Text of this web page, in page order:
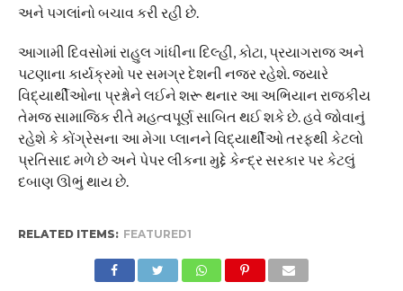
અને પગલાંનો બચાવ કરી રહી છે.
આગામી દિવસોમાં રાહુલ ગાંધીના દિલ્હી, કોટા, પ્રયાગરાજ અને
પટણાના કાર્યક્રમો પર સમગ્ર દેશની નજર રહેશે. જ્યારે
વિદ્યાર્થીઓના પ્રશ્નોને લઈને શરૂ થનાર આ અભિયાન રાજકીય
તેમજ સામાજિક રીતે મહત્વપૂર્ણ સાબિત થઈ શકે છે. હવે જોવાનું
રહેશે કે કોંગ્રેસના આ મેગા પ્લાનને વિદ્યાર્થીઓ તરફથી કેટલો
પ્રતિસાદ મળે છે અને પેપર લીકના મુદ્દે કેન્દ્ર સરકાર પર કેટલું
દબાણ ઊભું થાય છે.
RELATED ITEMS: FEATURED1